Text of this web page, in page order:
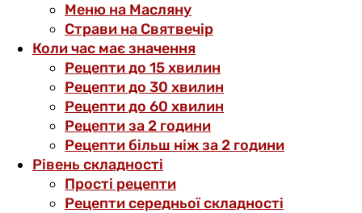
Меню на Масляну
Страви на Святвечір
Коли час має значення
Рецепти до 15 хвилин
Рецепти до 30 хвилин
Рецепти до 60 хвилин
Рецепти за 2 години
Рецепти більш ніж за 2 години
Рівень складності
Прості рецепти
Рецепти середньої складності